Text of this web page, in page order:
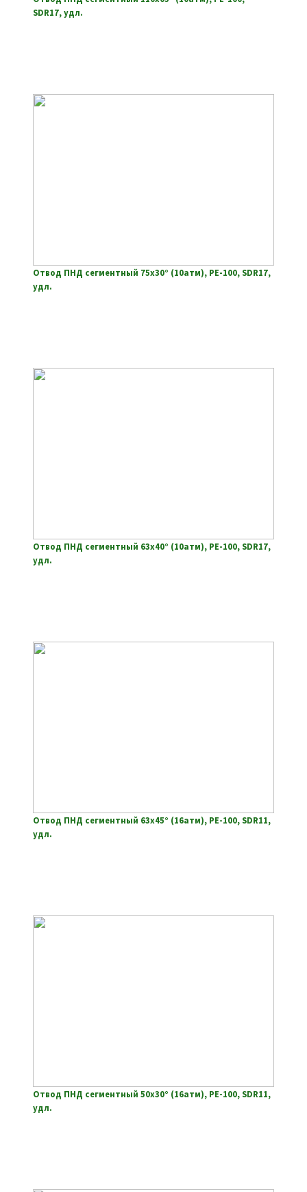
SDR17, удл.
Отвод ПНД сегментный 75х30° (10атм), РЕ-100, SDR17,
удл.
Отвод ПНД сегментный 63х40° (10атм), РЕ-100, SDR17,
удл.
Отвод ПНД сегментный 63х45° (16атм), РЕ-100, SDR11,
удл.
Отвод ПНД сегментный 50х30° (16атм), РЕ-100, SDR11,
удл.